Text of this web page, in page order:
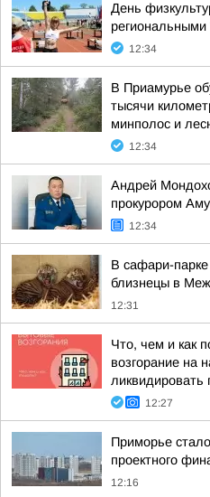
День
12:34
В Приамурье
тысячи
минполос и
12:34
Андрей
прокурором
12:34
В сафари-парке
близнецы в
12:31
Что, чем и как
возгорание на
12:27
Приморье
проектного
12:16